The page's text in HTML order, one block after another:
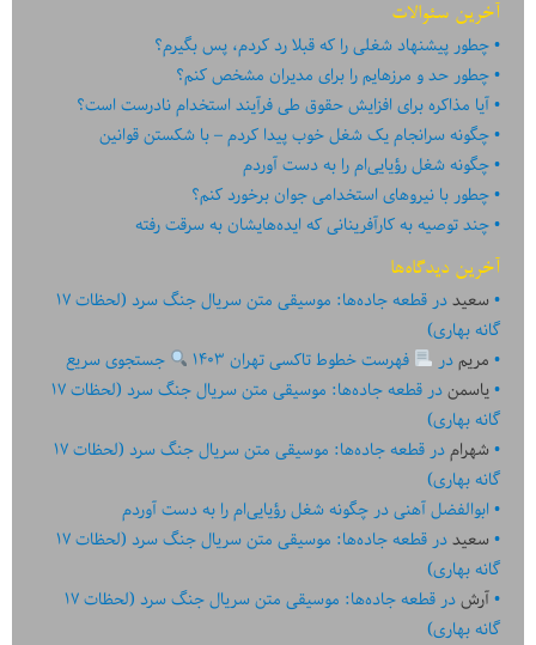
آخرین سئوالات
چطور پیشنهاد شغلی را که قبلا رد کردم، پس بگیرم؟
چطور حد و مرزهایم را برای مدیران مشخص کنم؟
آیا مذاکره برای افزایش حقوق طی فرآیند استخدام نادرست است؟
چگونه سرانجام یک شغل خوب پیدا کردم – با شکستن قوانین
چگونه شغل رؤیایی‌ام را به دست آوردم
چطور با نیروهای استخدامی جوان برخورد کنم؟
چند توصیه به کارآفرینانی که ایده‏‏‌‏‏‌هایشان به سرقت رفته
آخرین دیدگاه‌ها
سعیددر
قطعه جاده‌ها: موسیقی متن سریال جنگ سرد (لحظات ۱۷
گانه بهاری)
مریمدر فهرست خطوط تاکسی تهران ۱۴۰۳
جستجوی سریع
یاسمندر
قطعه جاده‌ها: موسیقی متن سریال جنگ سرد (لحظات ۱۷
گانه بهاری)
شهرامدر
قطعه جاده‌ها: موسیقی متن سریال جنگ سرد (لحظات ۱۷
گانه بهاری)
ابوالفضل آهنیدر چگونه شغل رؤیایی‌ام را به دست آوردم
سعیددر
قطعه جاده‌ها: موسیقی متن سریال جنگ سرد (لحظات ۱۷
گانه بهاری)
آرشدر
قطعه جاده‌ها: موسیقی متن سریال جنگ سرد (لحظات ۱۷
گانه بهاری)